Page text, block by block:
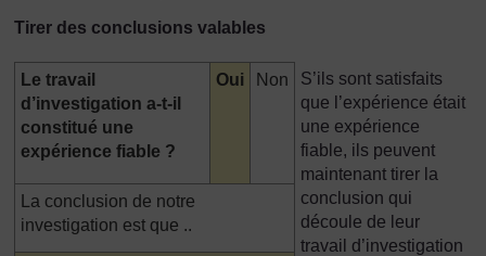
Tirer des conclusions valables
Le travail
d’investigation a-t-il
constitué une
expérience fiable ?
Highlighted
Oui Non
S’ils sont satisfaits
que l’expérience était
une expérience
fiable, ils peuvent
maintenant tirer la
conclusion qui
découle de leur
travail d’investigation
La conclusion de notre
investigation est que ..